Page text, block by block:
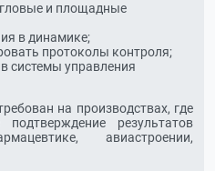
и площадные
в динамике;
протоколы контроля;
системы управления
на производствах, где
подтверждение результатов
авиастроении,